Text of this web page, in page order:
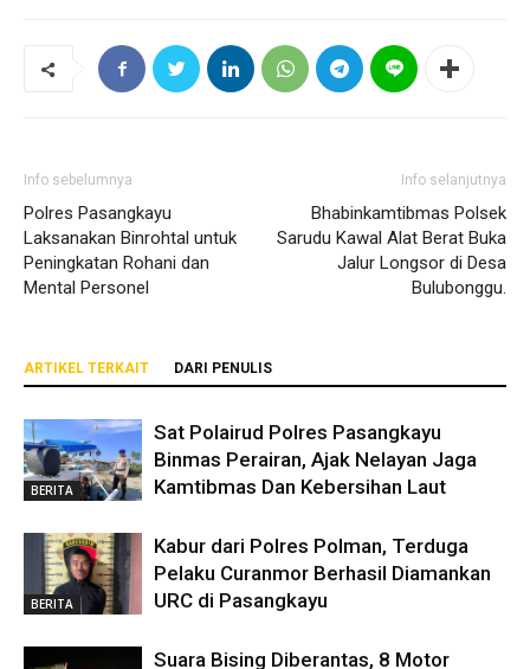
Info sebelumnya
Polres Pasangkayu
Laksanakan Binrohtal untuk
Peningkatan Rohani dan
Mental Personel
Info selanjutnya
Bhabinkamtibmas Polsek
Sarudu Kawal Alat Berat Buka
Jalur Longsor di Desa
Bulubonggu.
ARTIKEL TERKAIT DARI PENULIS
BERITA
Sat Polairud Polres Pasangkayu
Binmas Perairan, Ajak Nelayan Jaga
Kamtibmas Dan Kebersihan Laut
BERITA
Kabur dari Polres Polman, Terduga
Pelaku Curanmor Berhasil Diamankan
URC di Pasangkayu
Suara Bising Diberantas, 8 Motor